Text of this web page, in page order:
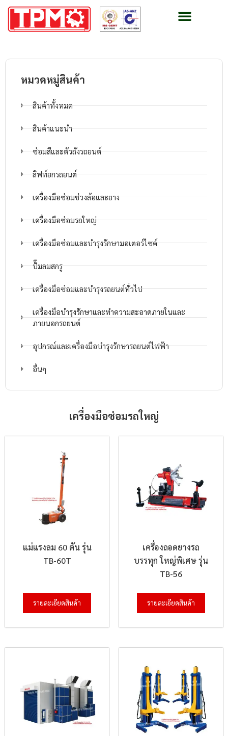
หมวดหมู่สินค้า
สินค้าทั้งหมด
สินค้าแนะนำ
ซ่อมสีและตัวถังรถยนต์
ลิฟท์ยกรถยนต์
เครื่องมือซ่อมช่วงล้อและยาง
เครื่องมือซ่อมรถใหญ่
เครื่องมือซ่อมและบำรุงรักษามอเตอร์ไซค์
ปั๊มลมสกรู
เครื่องมือซ่อมและบำรุงรถยนต์ทั่วไป
เครื่องมือบำรุงรักษาและทำความสะอาดภายในและ
ภายนอกรถยนต์
อุปกรณ์และเครื่องมือบำรุงรักษารถยนต์ไฟฟ้า
อื่นๆ
เครื่องมือซ่อมรถใหญ่
แม่แรงลม 60 ตัน รุ่น
TB-60T
รายละเอียดสินค้า
เครื่องถอดยางรถ
บรรทุก ใหญ่พิเศษ รุ่น
TB-56
รายละเอียดสินค้า